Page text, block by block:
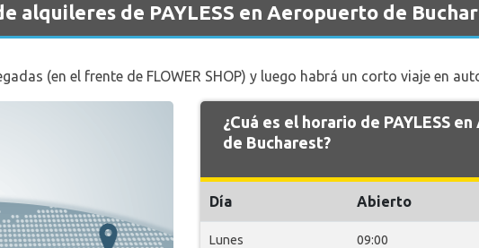
alquileres de PAYLESS en Aeropuerto de
(en el frente de FLOWER SHOP) y luego habrá un corto viaje en
¿Cuá es el horario de PAYLESS
de Bucharest?
Día Abierto
Lunes 09:00